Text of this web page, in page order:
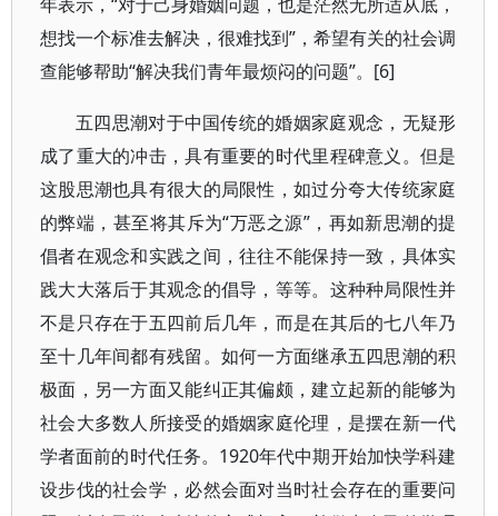
想找一个标准去解决，很难找到”，希望有关的社会调
查能够帮助“解决我们青年最烦闷的问题”。[6]
五四思潮对于中国传统的婚姻家庭观念，无疑形
成了重大的冲击，具有重要的时代里程碑意义。但是
这股思潮也具有很大的局限性，如过分夸大传统家庭
的弊端，甚至将其斥为“万恶之源”，再如新思潮的提
倡者在观念和实践之间，往往不能保持一致，具体实
践大大落后于其观念的倡导，等等。这种种局限性并
不是只存在于五四前后几年，而是在其后的七八年乃
至十几年间都有残留。如何一方面继承五四思潮的积
极面，另一方面又能纠正其偏颇，建立起新的能够为
社会大多数人所接受的婚姻家庭伦理，是摆在新一代
学者面前的时代任务。1920年代中期开始加快学科建
设步伐的社会学，必然会面对当时社会存在的重要问